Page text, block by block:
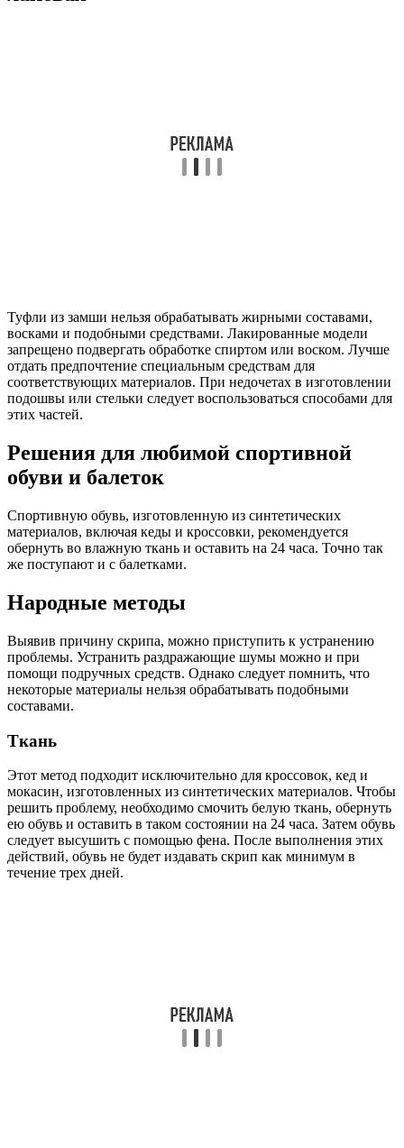
Туфли из замши нельзя обрабатывать жирными составами,
восками и подобными средствами. Лакированные модели
запрещено подвергать обработке спиртом или воском. Лучше
отдать предпочтение специальным средствам для
соответствующих материалов. При недочетах в изготовлении
подошвы или стельки следует воспользоваться способами для
этих частей.
Решения для любимой спортивной
обуви и балеток
Спортивную обувь, изготовленную из синтетических
материалов, включая кеды и кроссовки, рекомендуется
обернуть во влажную ткань и оставить на 24 часа. Точно так
же поступают и с балетками.
Народные методы
Выявив причину скрипа, можно приступить к устранению
проблемы. Устранить раздражающие шумы можно и при
помощи подручных средств. Однако следует помнить, что
некоторые материалы нельзя обрабатывать подобными
составами.
Ткань
Этот метод подходит исключительно для кроссовок, кед и
мокасин, изготовленных из синтетических материалов. Чтобы
решить проблему, необходимо смочить белую ткань, обернуть
ею обувь и оставить в таком состоянии на 24 часа. Затем обувь
следует высушить с помощью фена. После выполнения этих
действий, обувь не будет издавать скрип как минимум в
течение трех дней.